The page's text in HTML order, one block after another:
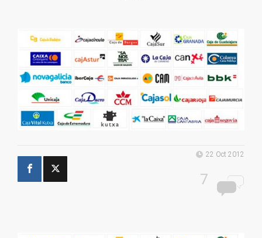
22 Oct 2012
7